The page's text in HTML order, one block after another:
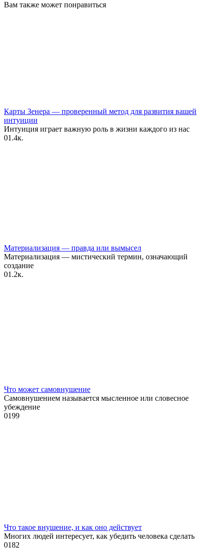
Вам также может понравиться
Карты Зенера — проверенный метод для развития вашей
интуиции
Интуиция играет важную роль в жизни каждого из нас
01.4к.
Материализация — правда или вымысел
Материализация — мистический термин, означающий
создание
01.2к.
Что может самовнушение
Самовнушением называется мысленное или словесное
убеждение
0199
Что такое внушение, и как оно действует
Многих людей интересует, как убедить человека сделать
0182